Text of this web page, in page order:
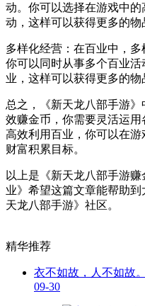
动。你可以选择在游戏中
动，这样可以获得更多的物
多样化经营：在百业中，多
你可以同时从事多个百业
业，这样可以获得更多的物
总之，《新天龙八部手游
效赚金币，你需要灵活运
高效利用百业，你可以在
财富积累目标。
以上是《新天龙八部手游
业》希望这篇文章能帮助
天龙八部手游》社区。
精华推荐
衣不如故，人不如故
09-30